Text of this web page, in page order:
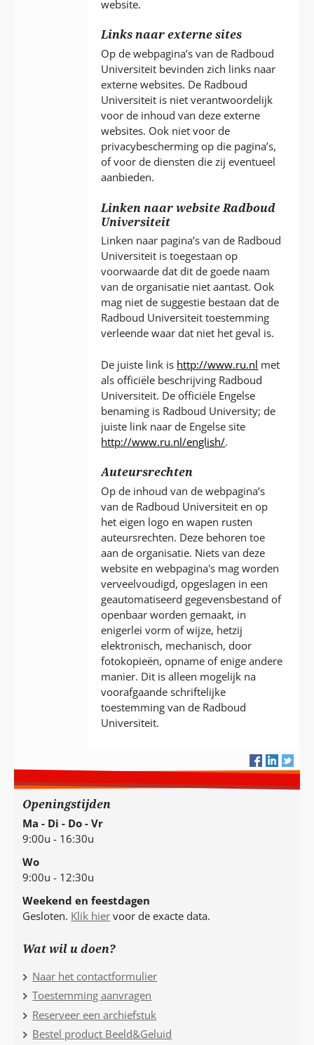
website.
Links naar externe sites
Op de webpagina’s van de Radboud
Universiteit bevinden zich links naar
externe websites. De Radboud
Universiteit is niet verantwoordelijk
voor de inhoud van deze externe
websites. Ook niet voor de
privacybescherming op die pagina’s,
of voor de diensten die zij eventueel
aanbieden.
Linken naar website Radboud
Universiteit
Linken naar pagina’s van de Radboud
Universiteit is toegestaan op
voorwaarde dat dit de goede naam
van de organisatie niet aantast. Ook
mag niet de suggestie bestaan dat de
Radboud Universiteit toestemming
verleende waar dat niet het geval is.
De juiste link is http://www.ru.nl met
als officiële beschrijving Radboud
Universiteit. De officiële Engelse
benaming is Radboud University; de
juiste link naar de Engelse site
http://www.ru.nl/english/.
Auteursrechten
Op de inhoud van de webpagina’s
van de Radboud Universiteit en op
het eigen logo en wapen rusten
auteursrechten. Deze behoren toe
aan de organisatie. Niets van deze
website en webpagina's mag worden
verveelvoudigd, opgeslagen in een
geautomatiseerd gegevensbestand of
openbaar worden gemaakt, in
enigerlei vorm of wijze, hetzij
elektronisch, mechanisch, door
fotokopieën, opname of enige andere
manier. Dit is alleen mogelijk na
voorafgaande schriftelijke
toestemming van de Radboud
Universiteit.
Openingstijden
Ma - Di - Do - Vr
9:00u - 16:30u
Wo
9:00u - 12:30u
Weekend en feestdagen
Gesloten. Klik hier voor de exacte data.
Wat wil u doen?
Naar het contactformulier
Toestemming aanvragen
Reserveer een archiefstuk
Bestel product Beeld&Geluid